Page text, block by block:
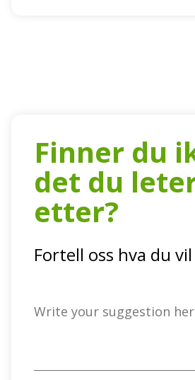
Finner du
det du
etter?
Fortell oss hva du
Suggestion*